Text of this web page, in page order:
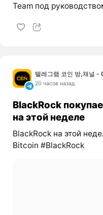
Team под
텔레그램 코인 방,채널 -
20 часов назад
BlackRock
на этой неделе
BlackRock на этой
Bitcoin #BlackRock